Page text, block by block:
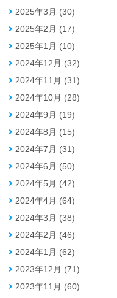
2025年3月 (30)
2025年2月 (17)
2025年1月 (10)
2024年12月 (32)
2024年11月 (31)
2024年10月 (28)
2024年9月 (19)
2024年8月 (15)
2024年7月 (31)
2024年6月 (50)
2024年5月 (42)
2024年4月 (64)
2024年3月 (38)
2024年2月 (46)
2024年1月 (62)
2023年12月 (71)
2023年11月 (60)